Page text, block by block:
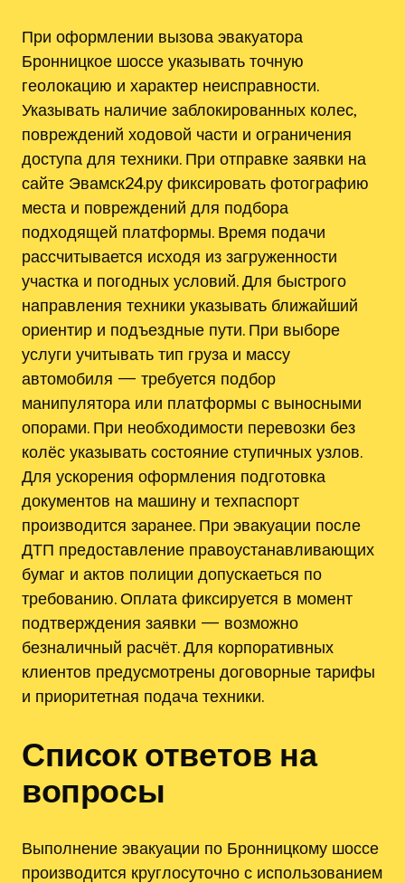
При оформлении вызова эвакуатора
Бронницкое шоссе указывать точную
геолокацию и характер неисправности.
Указывать наличие заблокированных колес,
повреждений ходовой части и ограничения
доступа для техники. При отправке заявки на
сайте Эвамск24.ру фиксировать фотографию
места и повреждений для подбора
подходящей платформы. Время подачи
рассчитывается исходя из загруженности
участка и погодных условий. Для быстрого
направления техники указывать ближайший
ориентир и подъездные пути. При выборе
услуги учитывать тип груза и массу
автомобиля — требуется подбор
манипулятора или платформы с выносными
опорами. При необходимости перевозки без
колёс указывать состояние ступичных узлов.
Для ускорения оформления подготовка
документов на машину и техпаспорт
производится заранее. При эвакуации после
ДТП предоставление правоустанавливающих
бумаг и актов полиции допускаеться по
требованию. Оплата фиксируется в момент
подтверждения заявки — возможно
безналичный расчёт. Для корпоративных
клиентов предусмотрены договорные тарифы
и приоритетная подача техники.
Список ответов на
вопросы
Выполнение эвакуации по Бронницкому шоссе
производится круглосуточно с использованием